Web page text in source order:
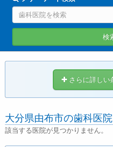
検
さらに詳しい
大分県由布市の歯科医
該当する医院が見つかりません。